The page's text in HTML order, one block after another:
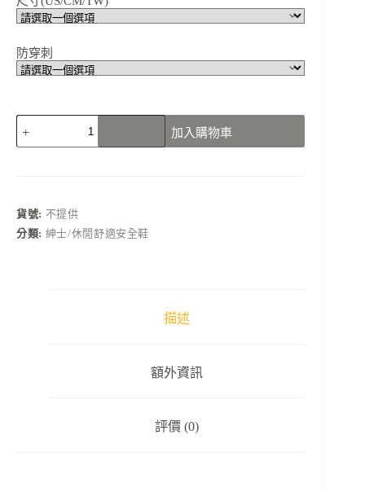
防穿刺
N5705B01
黑
縫
線
造
加入購物車
貨號: 不提供
分類: 紳士/休閒舒適安全鞋
描述
額外資訊
評價 (0)